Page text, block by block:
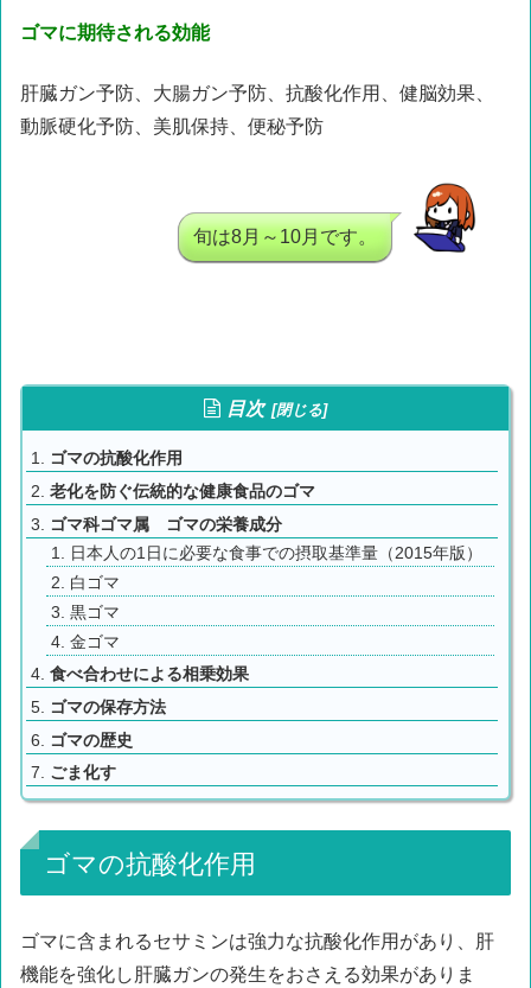
ゴマに期待される効能
肝臓ガン予防、大腸ガン予防、抗酸化作用、健脳効果、
動脈硬化予防、美肌保持、便秘予防
旬は8月～10月です。
目次
ゴマの抗酸化作用
老化を防ぐ伝統的な健康食品のゴマ
ゴマ科ゴマ属 ゴマの栄養成分
日本人の1日に必要な食事での摂取基準量（2015年版）
白ゴマ
黒ゴマ
金ゴマ
食べ合わせによる相乗効果
ゴマの保存方法
ゴマの歴史
ごま化す
ゴマの抗酸化作用
ゴマに含まれるセサミンは強力な抗酸化作用があり、肝
機能を強化し肝臓ガンの発生をおさえる効果がありま